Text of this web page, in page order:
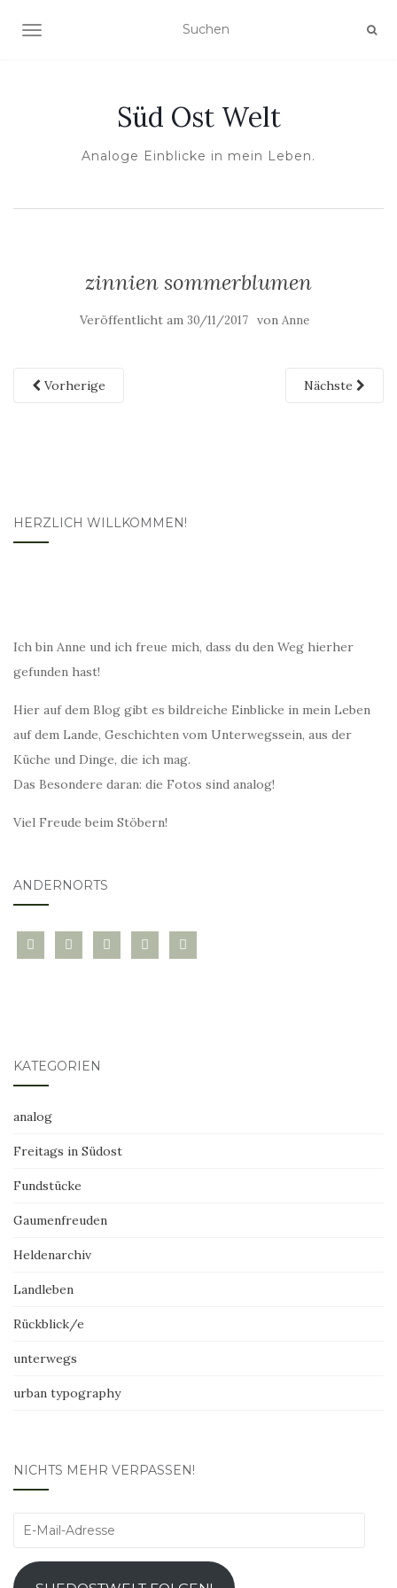
NAVIGATION UMSCHALTEN
Süd Ost Welt
Analoge Einblicke in mein Leben.
zinnien sommerblumen
Veröffentlicht am 30/11/2017 von Anne
Vorherige Nächste
HERZLICH WILLKOMMEN!
Ich bin Anne und ich freue mich, dass du den Weg hierher
gefunden hast!
Hier auf dem Blog gibt es bildreiche Einblicke in mein Leben
auf dem Lande, Geschichten vom Unterwegssein, aus der
Küche und Dinge, die ich mag.
Das Besondere daran: die Fotos sind analog!
Viel Freude beim Stöbern!
ANDERNORTS
bloglovininstagramtwitter pinterest
mail
KATEGORIEN
analog
Freitags in Südost
Fundstücke
Gaumenfreuden
Heldenarchiv
Landleben
Rückblick/e
unterwegs
urban typography
NICHTS MEHR VERPASSEN!
E-
Adresse